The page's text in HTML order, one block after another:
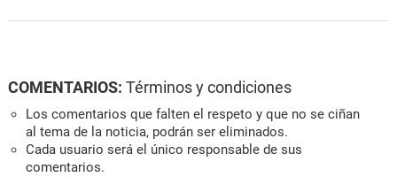
COMENTARIOS: Términos y condiciones
Los comentarios que falten el respeto y que no se ciñan
al tema de la noticia, podrán ser eliminados.
Cada usuario será el único responsable de sus
comentarios.